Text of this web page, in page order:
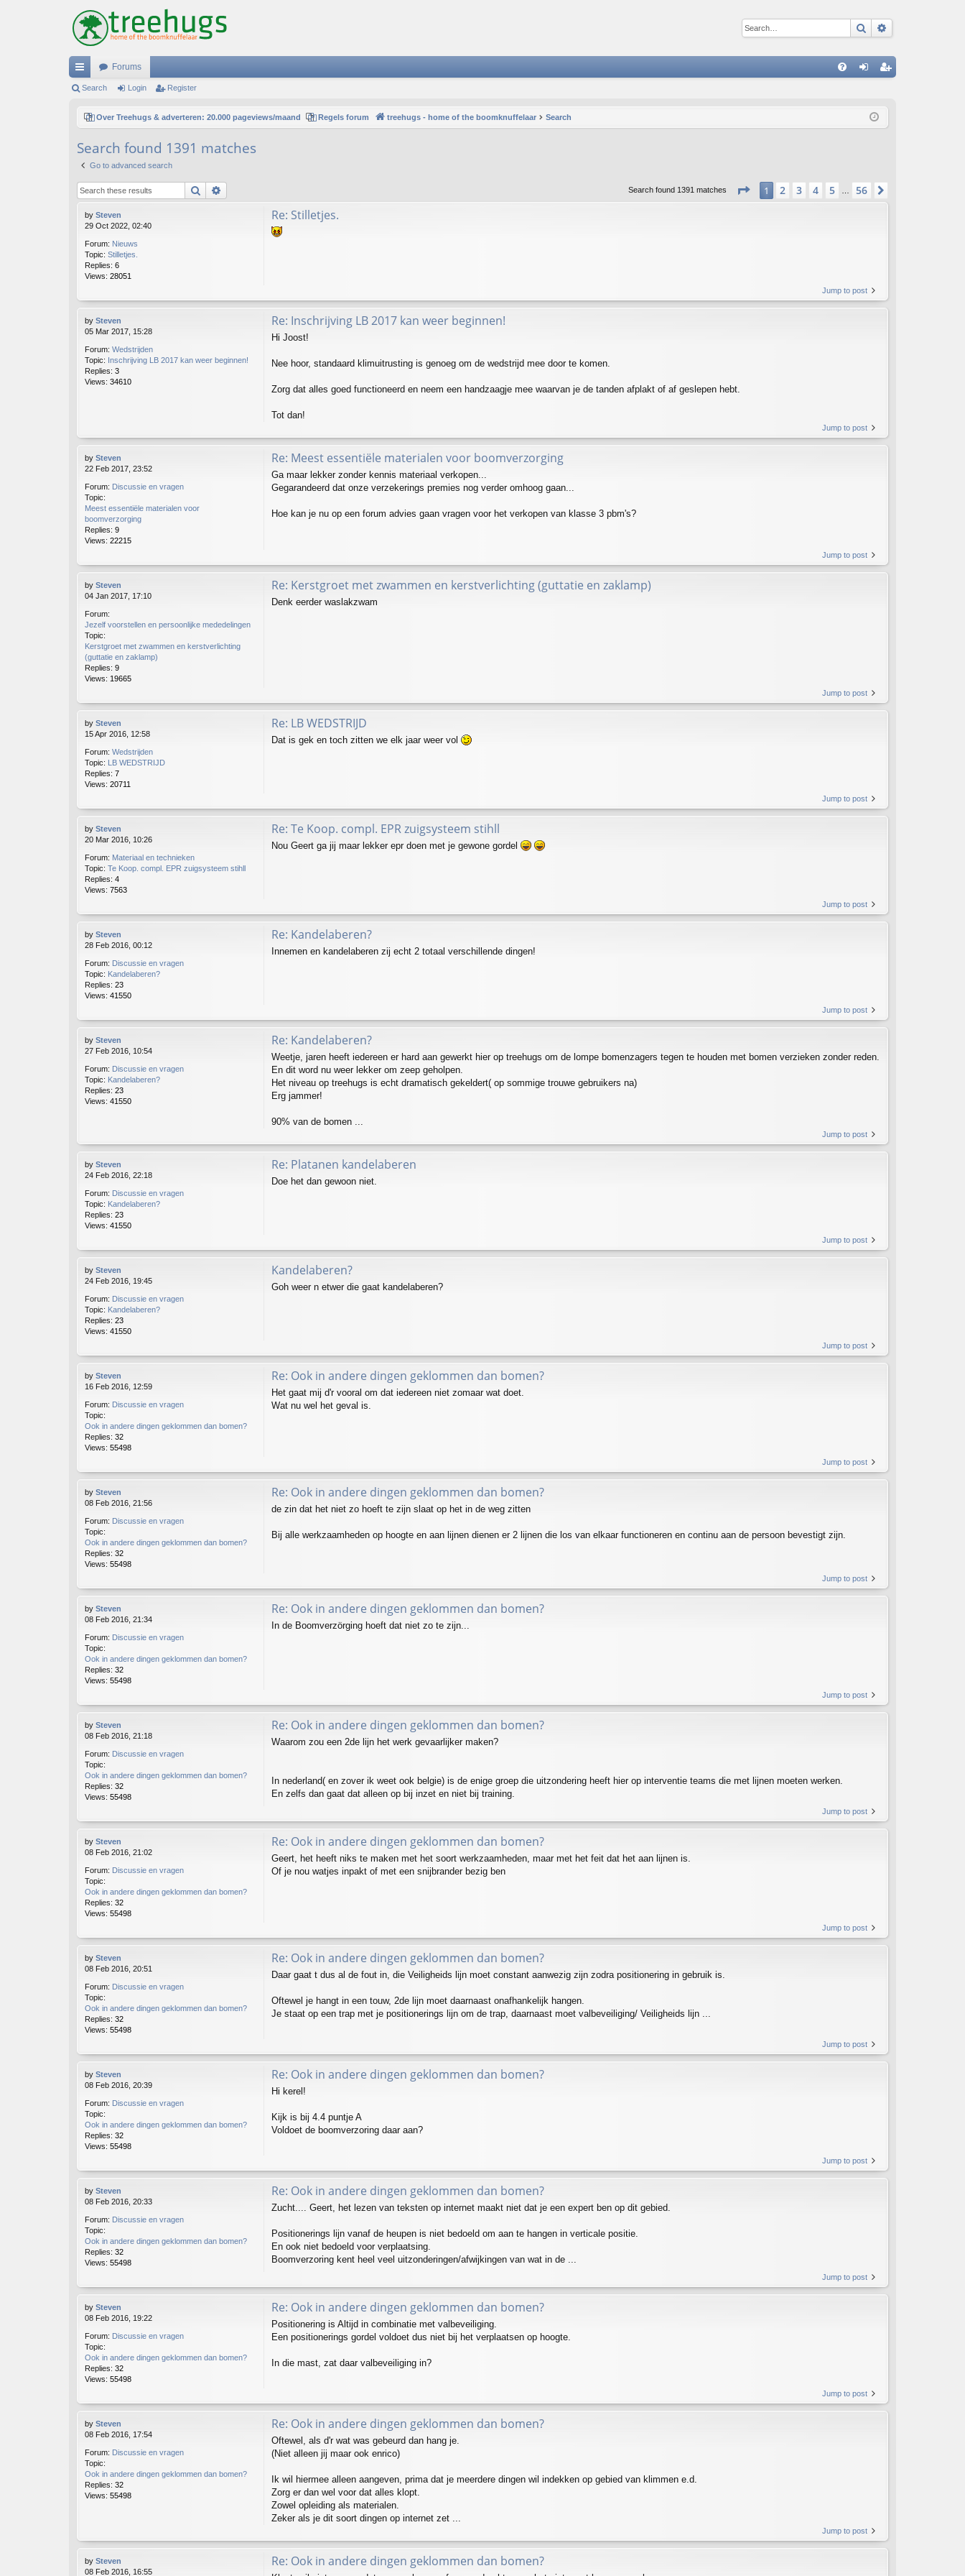
Search
ui
ks
Forums
ist
Search Login Register
Over Treehugs & adverteren: 20.000 pageviews/maand Regels forum treehugs - home of the boomknuffelaar Search
Search found 1391 matches
Go to advanced search
Search Search found 1391 matches Page 1of56
1 2 3 4 5 … 56
by Steven
29 Oct 2022, 02:40
Forum: Nieuws
Topic: Stilletjes.
Replies: 6
Views: 28051
Re: Stilletjes.
Jump to post
by Steven
05 Mar 2017, 15:28
Forum: Wedstrijden
Topic: Inschrijving LB 2017 kan weer beginnen!
Replies: 3
Views: 34610
Re: Inschrijving LB 2017 kan weer beginnen!
Hi Joost!
Nee hoor, standaard klimuitrusting is genoeg om de wedstrijd mee door te komen.
Zorg dat alles goed functioneerd en neem een handzaagje mee waarvan je de tanden afplakt of af geslepen hebt.
Tot dan!
Jump to post
by Steven
22 Feb 2017, 23:52
Forum: Discussie en vragen
Topic:
Meest essentiële materialen voor
boomverzorging
Replies: 9
Views: 22215
Re: Meest essentiële materialen voor boomverzorging
Ga maar lekker zonder kennis materiaal verkopen...
Gegarandeerd dat onze verzekerings premies nog verder omhoog gaan...
Hoe kan je nu op een forum advies gaan vragen voor het verkopen van klasse 3 pbm's?
Jump to post
by Steven
04 Jan 2017, 17:10
Forum:
Jezelf voorstellen en persoonlijke mededelingen
Topic:
Kerstgroet met zwammen en kerstverlichting
(guttatie en zaklamp)
Replies: 9
Views: 19665
Re: Kerstgroet met zwammen en kerstverlichting (guttatie en zaklamp)
Denk eerder waslakzwam
Jump to post
by Steven
15 Apr 2016, 12:58
Forum: Wedstrijden
Topic:
LB WEDSTRIJD
Replies: 7
Views: 20711
Re: LB WEDSTRIJD
Dat is gek en toch zitten we elk jaar weer vol
Jump to post
by Steven
20 Mar 2016, 10:26
Forum: Materiaal en technieken
Topic: Te Koop. compl. EPR zuigsysteem stihll
Replies: 4
Views: 7563
Re: Te Koop. compl. EPR zuigsysteem stihll
Nou Geert ga jij maar lekker epr doen met je gewone gordel
Jump to post
by Steven
28 Feb 2016, 00:12
Forum: Discussie en vragen
Topic: Kandelaberen?
Replies: 23
Views: 41550
Re: Kandelaberen?
Innemen en kandelaberen zij echt 2 totaal verschillende dingen!
Jump to post
by Steven
27 Feb 2016, 10:54
Forum: Discussie en vragen
Topic: Kandelaberen?
Replies: 23
Views: 41550
Re: Kandelaberen?
Weetje, jaren heeft iedereen er hard aan gewerkt hier op treehugs om de lompe bomenzagers tegen te houden met bomen verzieken zonder reden.
En dit word nu weer lekker om zeep geholpen.
Het niveau op treehugs is echt dramatisch gekeldert( op sommige trouwe gebruikers na)
Erg jammer!
90% van de bomen ...
Jump to post
by Steven
24 Feb 2016, 22:18
Forum: Discussie en vragen
Topic: Kandelaberen?
Replies: 23
Views: 41550
Re: Platanen kandelaberen
Doe het dan gewoon niet.
Jump to post
by Steven
24 Feb 2016, 19:45
Forum: Discussie en vragen
Topic: Kandelaberen?
Replies: 23
Views: 41550
Kandelaberen?
Goh weer n etwer die gaat kandelaberen?
Jump to post
by Steven
16 Feb 2016, 12:59
Forum: Discussie en vragen
Topic:
Ook in andere dingen geklommen dan bomen?
Replies: 32
Views: 55498
Re: Ook in andere dingen geklommen dan bomen?
Het gaat mij d'r vooral om dat iedereen niet zomaar wat doet.
Wat nu wel het geval is.
Jump to post
by Steven
08 Feb 2016, 21:56
Forum: Discussie en vragen
Topic:
Ook in andere dingen geklommen dan bomen?
Replies: 32
Views: 55498
Re: Ook in andere dingen geklommen dan bomen?
de zin dat het niet zo hoeft te zijn slaat op het in de weg zitten
Bij alle werkzaamheden op hoogte en aan lijnen dienen er 2 lijnen die los van elkaar functioneren en continu aan de persoon bevestigt zijn.
Jump to post
by Steven
08 Feb 2016, 21:34
Forum: Discussie en vragen
Topic:
Ook in andere dingen geklommen dan bomen?
Replies: 32
Views: 55498
Re: Ook in andere dingen geklommen dan bomen?
In de Boomverzörging hoeft dat niet zo te zijn...
Jump to post
by Steven
08 Feb 2016, 21:18
Forum: Discussie en vragen
Topic:
Ook in andere dingen geklommen dan bomen?
Replies: 32
Views: 55498
Re: Ook in andere dingen geklommen dan bomen?
Waarom zou een 2de lijn het werk gevaarlijker maken?
In nederland( en zover ik weet ook belgie) is de enige groep die uitzondering heeft hier op interventie teams die met lijnen moeten werken.
En zelfs dan gaat dat alleen op bij inzet en niet bij training.
Jump to post
by Steven
08 Feb 2016, 21:02
Forum: Discussie en vragen
Topic:
Ook in andere dingen geklommen dan bomen?
Replies: 32
Views: 55498
Re: Ook in andere dingen geklommen dan bomen?
Geert, het heeft niks te maken met het soort werkzaamheden, maar met het feit dat het aan lijnen is.
Of je nou watjes inpakt of met een snijbrander bezig ben
Jump to post
by Steven
08 Feb 2016, 20:51
Forum: Discussie en vragen
Topic:
Ook in andere dingen geklommen dan bomen?
Replies: 32
Views: 55498
Re: Ook in andere dingen geklommen dan bomen?
Daar gaat t dus al de fout in, die Veiligheids lijn moet constant aanwezig zijn zodra positionering in gebruik is.
Oftewel je hangt in een touw, 2de lijn moet daarnaast onafhankelijk hangen.
Je staat op een trap met je positionerings lijn om de trap, daarnaast moet valbeveiliging/ Veiligheids lijn ...
Jump to post
by Steven
08 Feb 2016, 20:39
Forum: Discussie en vragen
Topic:
Ook in andere dingen geklommen dan bomen?
Replies: 32
Views: 55498
Re: Ook in andere dingen geklommen dan bomen?
Hi kerel!
Kijk is bij 4.4 puntje A
Voldoet de boomverzoring daar aan?
Jump to post
by Steven
08 Feb 2016, 20:33
Forum: Discussie en vragen
Topic:
Ook in andere dingen geklommen dan bomen?
Replies: 32
Views: 55498
Re: Ook in andere dingen geklommen dan bomen?
Zucht.... Geert, het lezen van teksten op internet maakt niet dat je een expert ben op dit gebied.
Positionerings lijn vanaf de heupen is niet bedoeld om aan te hangen in verticale positie.
En ook niet bedoeld voor verplaatsing.
Boomverzoring kent heel veel uitzonderingen/afwijkingen van wat in de ...
Jump to post
by Steven
08 Feb 2016, 19:22
Forum: Discussie en vragen
Topic:
Ook in andere dingen geklommen dan bomen?
Replies: 32
Views: 55498
Re: Ook in andere dingen geklommen dan bomen?
Positionering is Altijd in combinatie met valbeveiliging.
Een positionerings gordel voldoet dus niet bij het verplaatsen op hoogte.
In die mast, zat daar valbeveiliging in?
Jump to post
by Steven
08 Feb 2016, 17:54
Forum: Discussie en vragen
Topic:
Ook in andere dingen geklommen dan bomen?
Replies: 32
Views: 55498
Re: Ook in andere dingen geklommen dan bomen?
Oftewel, als d'r wat was gebeurd dan hang je.
(Niet alleen jij maar ook enrico)
Ik wil hiermee alleen aangeven, prima dat je meerdere dingen wil indekken op gebied van klimmen e.d.
Zorg er dan wel voor dat alles klopt.
Zowel opleiding als materialen.
Zeker als je dit soort dingen op internet zet ...
Jump to post
by Steven
08 Feb 2016, 16:55
Re: Ook in andere dingen geklommen dan bomen?